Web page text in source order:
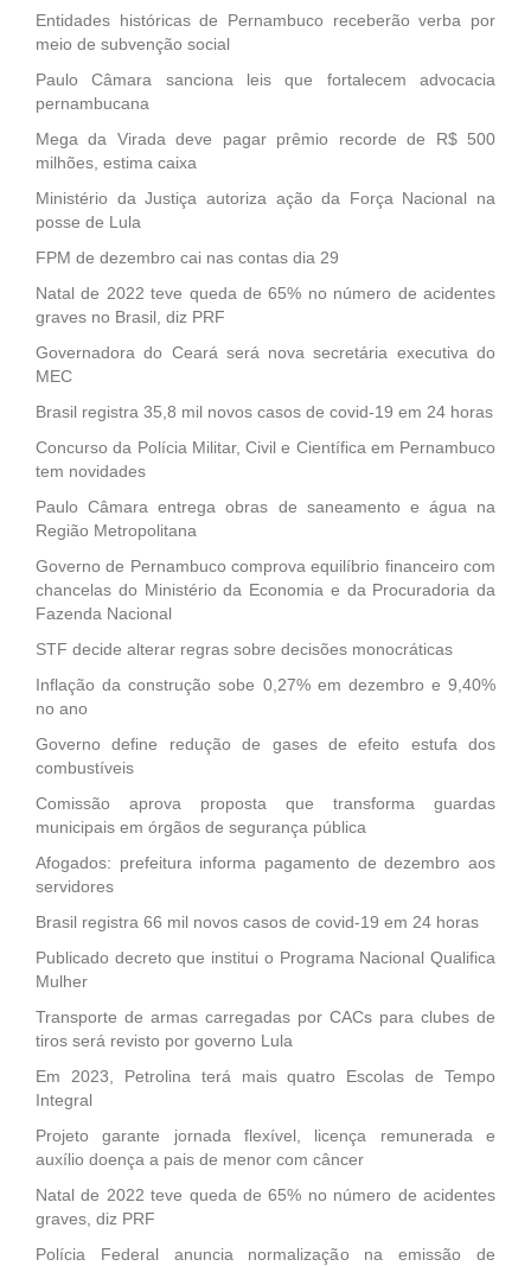
Entidades históricas de Pernambuco receberão verba por
meio de subvenção social
Paulo Câmara sanciona leis que fortalecem advocacia
pernambucana
Mega da Virada deve pagar prêmio recorde de R$ 500
milhões, estima caixa
Ministério da Justiça autoriza ação da Força Nacional na
posse de Lula
FPM de dezembro cai nas contas dia 29
Natal de 2022 teve queda de 65% no número de acidentes
graves no Brasil, diz PRF
Governadora do Ceará será nova secretária executiva do
MEC
Brasil registra 35,8 mil novos casos de covid-19 em 24 horas
Concurso da Polícia Militar, Civil e Científica em Pernambuco
tem novidades
Paulo Câmara entrega obras de saneamento e água na
Região Metropolitana
Governo de Pernambuco comprova equilíbrio financeiro com
chancelas do Ministério da Economia e da Procuradoria da
Fazenda Nacional
STF decide alterar regras sobre decisões monocráticas
Inflação da construção sobe 0,27% em dezembro e 9,40%
no ano
Governo define redução de gases de efeito estufa dos
combustíveis
Comissão aprova proposta que transforma guardas
municipais em órgãos de segurança pública
Afogados: prefeitura informa pagamento de dezembro aos
servidores
Brasil registra 66 mil novos casos de covid-19 em 24 horas
Publicado decreto que institui o Programa Nacional Qualifica
Mulher
Transporte de armas carregadas por CACs para clubes de
tiros será revisto por governo Lula
Em 2023, Petrolina terá mais quatro Escolas de Tempo
Integral
Projeto garante jornada flexível, licença remunerada e
auxílio doença a pais de menor com câncer
Natal de 2022 teve queda de 65% no número de acidentes
graves, diz PRF
Polícia Federal anuncia normalização na emissão de